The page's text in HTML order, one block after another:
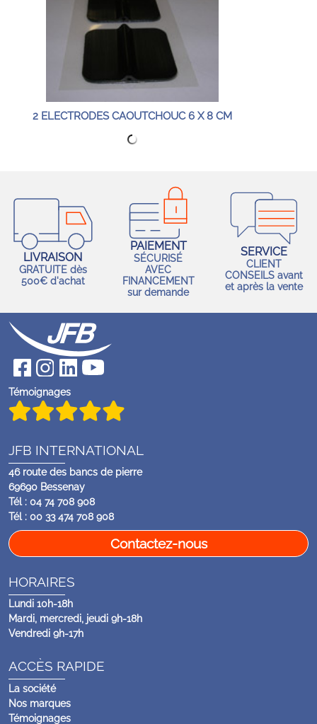
2 ELECTRODES CAOUTCHOUC 6 X 8 CM
LIVRAISON
GRATUITE dès
500€ d'achat
PAIEMENT
SÉCURISÉ
AVEC
FINANCEMENT
sur demande
SERVICE
CLIENT
CONSEILS avant
et après la vente
Témoignages
JFB INTERNATIONAL
46 route des bancs de pierre
69690 Bessenay
Tél : 04 74 708 908
Tél : 00 33 474 708 908
Contactez-nous
HORAIRES
Lundi 10h-18h
Mardi, mercredi, jeudi 9h-18h
Vendredi 9h-17h
ACCÈS RAPIDE
La société
Nos marques
Témoignages